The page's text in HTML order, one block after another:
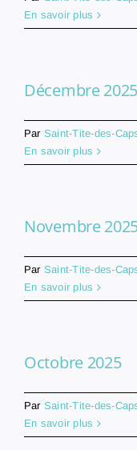
En savoir plus
Décembre 2025
Par Saint-Tite-des-
En savoir plus
Novembre
Par Saint-Tite-des-
En savoir plus
Octobre 2025
Par Saint-Tite-des-
En savoir plus